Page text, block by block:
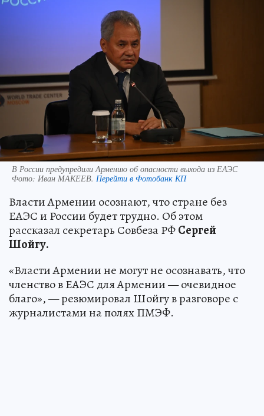
В России предупредили Армению об опасности выхода из ЕАЭС
Фото: Иван МАКЕЕВ. Перейти в Фотобанк КП
Власти Армении осознают, что стране без
ЕАЭС и России будет трудно. Об этом
рассказал секретарь Совбеза РФСергей
Шойгу.
«Власти Армении не могут не осознавать, что
членство в ЕАЭС для Армении — очевидное
благо», — резюмировал Шойгу в разговоре с
журналистами на полях ПМЭФ.